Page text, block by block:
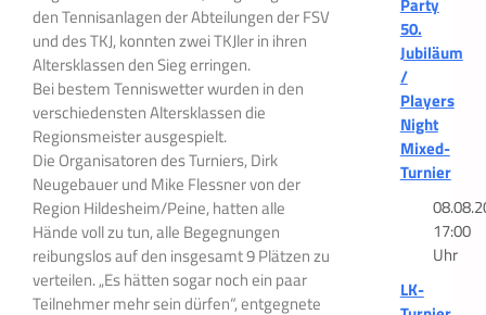
den Tennisanlagen der Abteilungen der FSV
und des TKJ, konnten zwei TKJler in ihren
Altersklassen den Sieg erringen.
Bei bestem Tenniswetter wurden in den
verschiedensten Altersklassen die
Regionsmeister ausgespielt.
Die Organisatoren des Turniers, Dirk
Neugebauer und Mike Flessner von der
Region Hildesheim/Peine, hatten alle
Hände voll zu tun, alle Begegnungen
reibungslos auf den insgesamt 9 Plätzen zu
verteilen. „Es hätten sogar noch ein paar
Teilnehmer mehr sein dürfen“, entgegnete
50.
Jubiläum
/
Players
Night
Mixed-
Turnier
17:00
Uhr
LK-